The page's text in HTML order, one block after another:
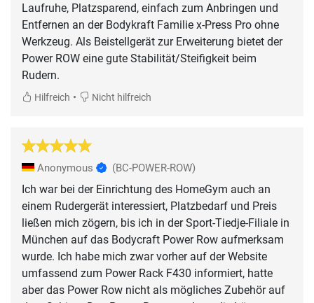
Laufruhe, Platzsparend, einfach zum Anbringen und
Entfernen an der Bodykraft Familie x-Press Pro ohne
Werkzeug. Als Beistellgerät zur Erweiterung bietet der
Power ROW eine gute Stabilität/Steifigkeit beim
Rudern.
Hilfreich • Nicht hilfreich
Anonymous (BC-POWER-ROW)
Ich war bei der Einrichtung des HomeGym auch an
einem Rudergerät interessiert, Platzbedarf und Preis
ließen mich zögern, bis ich in der Sport-Tiedje-Filiale in
München auf das Bodycraft Power Row aufmerksam
wurde. Ich habe mich zwar vorher auf der Website
umfassend zum Power Rack F430 informiert, hatte
aber das Power Row nicht als mögliches Zubehör auf